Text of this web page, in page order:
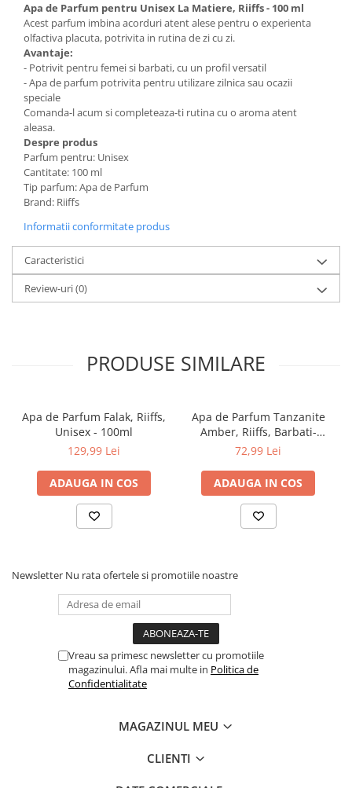
Apa de Parfum pentru Unisex La Matiere, Riiffs - 100 ml
Acest parfum imbina acorduri atent alese pentru o experienta
olfactiva placuta, potrivita in rutina de zi cu zi.
Avantaje:
- Potrivit pentru femei si barbati, cu un profil versatil
- Apa de parfum potrivita pentru utilizare zilnica sau ocazii
speciale
Comanda-l acum si completeaza-ti rutina cu o aroma atent
aleasa.
Despre produs
Parfum pentru: Unisex
Cantitate: 100 ml
Tip parfum: Apa de Parfum
Brand: Riiffs
Informatii conformitate produs
Caracteristici
Review-uri(0)
PRODUSE SIMILARE
Apa de Parfum Falak, Riiffs,
Unisex - 100ml
129,99 Lei
ADAUGA IN COS
Apa de Parfum Tanzanite
Amber, Riiffs, Barbati-
100ml
72,99 Lei
ADAUGA IN COS
Newsletter Nu rata ofertele si promotiile noastre
Vreau sa primesc newsletter cu promotiile
magazinului. Afla mai multe in Politica de
Confidentialitate
MAGAZINUL MEU
CLIENTI